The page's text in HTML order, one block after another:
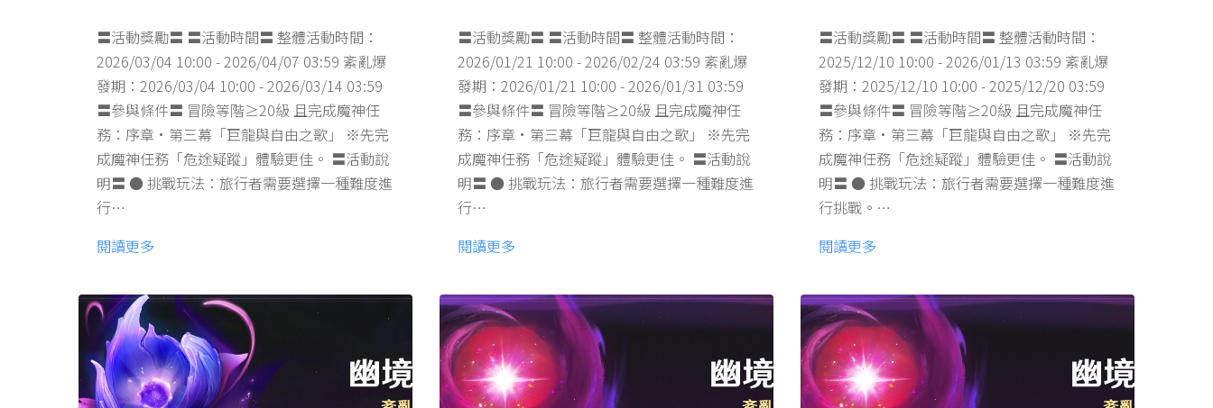
〓活動獎勵〓 〓活動時間〓 整體活動時間：
2026/03/04 10:00 - 2026/04/07 03:59 紊亂爆
發期：2026/03/04 10:00 - 2026/03/14 03:59
〓參與條件〓 冒險等階≥20級 且完成魔神任
務：序章·第三幕「巨龍與自由之歌」 ※先完
成魔神任務「危途疑蹤」體驗更佳。 〓活動說
明〓 ● 挑戰玩法：旅行者需要選擇一種難度進
行…
閱讀更多
〓活動獎勵〓 〓活動時間〓 整體活動時間：
2026/01/21 10:00 - 2026/02/24 03:59 紊亂爆
發期：2026/01/21 10:00 - 2026/01/31 03:59
〓參與條件〓 冒險等階≥20級 且完成魔神任
務：序章·第三幕「巨龍與自由之歌」 ※先完
成魔神任務「危途疑蹤」體驗更佳。 〓活動說
明〓 ● 挑戰玩法：旅行者需要選擇一種難度進
行…
閱讀更多
〓活動獎勵〓 〓活動時間〓 整體活動時間：
2025/12/10 10:00 - 2026/01/13 03:59 紊亂爆
發期：2025/12/10 10:00 - 2025/12/20 03:59
〓參與條件〓 冒險等階≥20級 且完成魔神任
務：序章·第三幕「巨龍與自由之歌」 ※先完
成魔神任務「危途疑蹤」體驗更佳。 〓活動說
明〓 ● 挑戰玩法：旅行者需要選擇一種難度進
行挑戰。…
閱讀更多